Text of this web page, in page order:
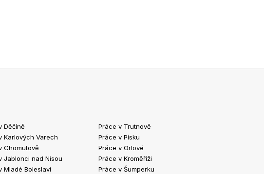
Děčíně
Karlových Varech
Chomutově
Jablonci nad Nisou
Mladé Boleslavi
Práce v Trutnově
Práce v Písku
Práce v Orlové
Práce v Kroměříži
Práce v Šumperku